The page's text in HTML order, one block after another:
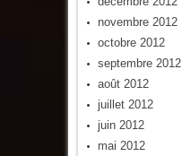
novembre 2012
octobre 2012
septembre 2012
août 2012
juillet 2012
juin 2012
mai 2012